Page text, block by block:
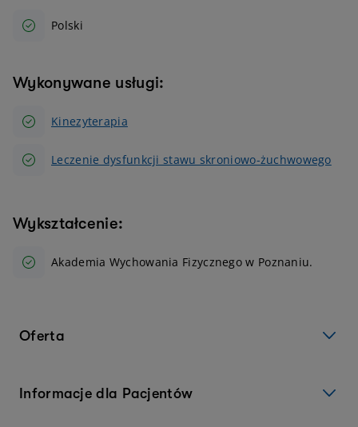
Polski
Wykonywane usługi:
Kinezyterapia
Leczenie dysfunkcji stawu skroniowo-żuchwowego
Wykształcenie:
Akademia Wychowania Fizycznego w Poznaniu.
Oferta
Informacje dla Pacjentów